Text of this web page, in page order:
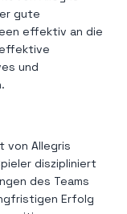
gute
effektiv an die
und
von Allegris
diszipliniert
des Teams
Erfolg